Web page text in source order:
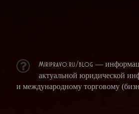
Miripravo.ru/blog —
актуальной юридической
и международному торговому